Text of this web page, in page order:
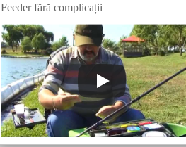
Feeder fără complicații